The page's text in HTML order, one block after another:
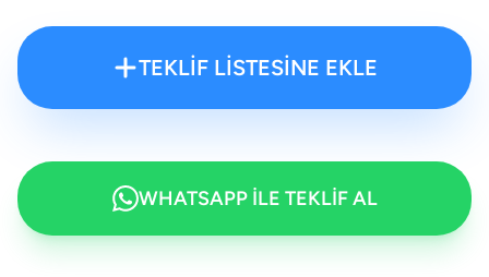
TEKLİF LİSTESİNE EKLE
WHATSAPP İLE TEKLİF AL